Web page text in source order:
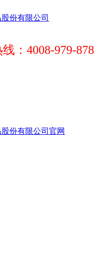
：4008-979-878